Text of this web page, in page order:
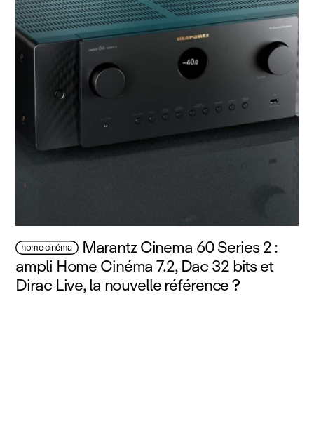
home cinéma Marantz Cinema 60 Series 2 :
ampli Home Cinéma 7.2, Dac 32 bits et
Dirac Live, la nouvelle référence ?